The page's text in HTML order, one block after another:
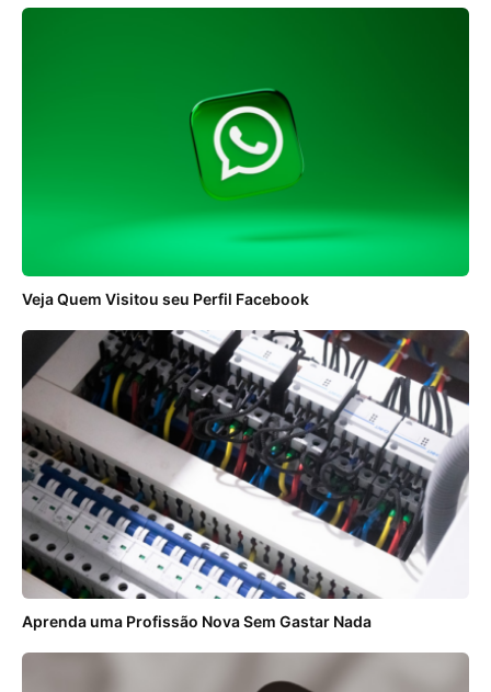
Veja Quem Visitou seu Perfil Facebook
Aprenda uma Profissão Nova Sem Gastar Nada